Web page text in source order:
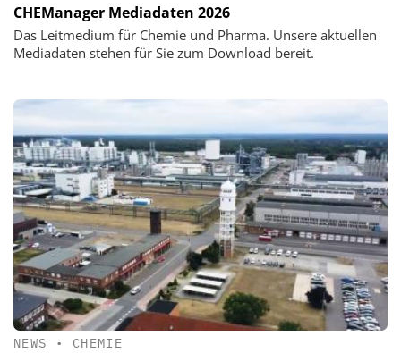
CHEManager Mediadaten 2026
Das Leitmedium für Chemie und Pharma. Unsere aktuellen
Mediadaten stehen für Sie zum Download bereit.
NEWS • CHEMIE